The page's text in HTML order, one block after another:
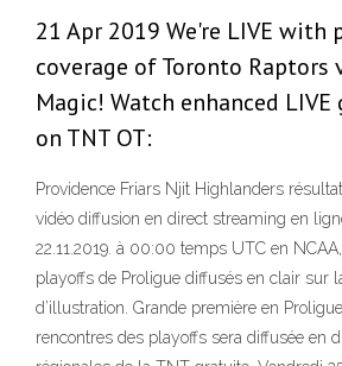
21 Apr 2019 We're LIVE with
coverage of Toronto Raptors
Magic! Watch enhanced LIVE
on TNT OT:
Providence Friars Njit Highlanders
vidéo diffusion en direct streaming en
22.11.2019. à 00:00 temps UTC en
playoffs de Proligue diffusés en clair sur
d’illustration. Grande première en
rencontres des playoffs sera diffusée en